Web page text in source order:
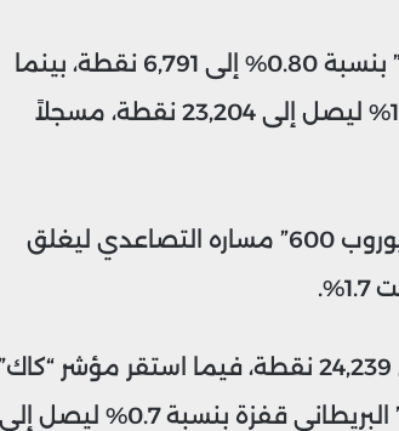
وفي الوقت نفسه، ارتفع مؤشر “إس آند بي 500” بنسبة 0.80% إلى 6,791 نقطة، بينما
حقق مؤشر “ناسداك” المركب مكاسب بنسبة 1.15% ليصل إلى 23,204 نقطة، مسجلاً
وعلى الصعيد الأوروبي، واصل مؤشر “ستوكس يوروب 600” مساره التصاعدي ليغلق
وارتفع مؤشر “داكس” الألماني بنسبة 0.15% إلى 24,239 نقطة، فيما استقر مؤشر
الفرنسي عند 8,225 نقطة، بينما سجل “فوتسي” البريطاني قفزة بنسبة 0.7% ليصل إلى